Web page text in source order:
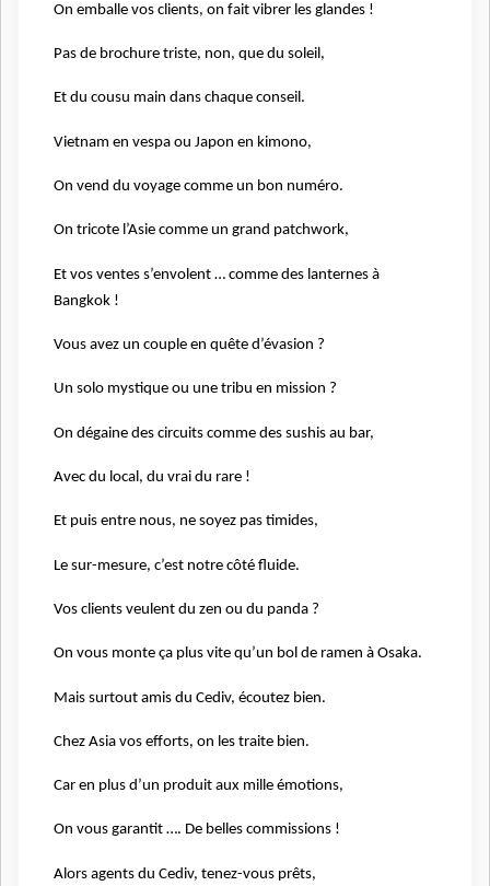
On emballe vos clients, on fait vibrer les glandes !
Pas de brochure triste, non, que du soleil,
Et du cousu main dans chaque conseil.
Vietnam en vespa ou Japon en kimono,
On vend du voyage comme un bon numéro.
On tricote l’Asie comme un grand patchwork,
Et vos ventes s’envolent … comme des lanternes à
Bangkok !
Vous avez un couple en quête d’évasion ?
Un solo mystique ou une tribu en mission ?
On dégaine des circuits comme des sushis au bar,
Avec du local, du vrai du rare !
Et puis entre nous, ne soyez pas timides,
Le sur-mesure, c’est notre côté fluide.
Vos clients veulent du zen ou du panda ?
On vous monte ça plus vite qu’un bol de ramen à Osaka.
Mais surtout amis du Cediv, écoutez bien.
Chez Asia vos efforts, on les traite bien.
Car en plus d’un produit aux mille émotions,
On vous garantit …. De belles commissions !
Alors agents du Cediv, tenez-vous prêts,